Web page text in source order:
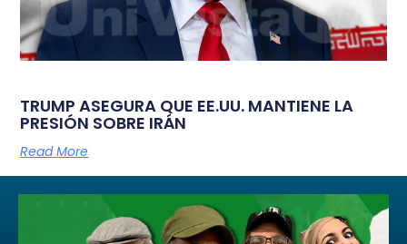
TRUMP ASEGURA QUE EE.UU. MANTIENE LA
PRESIÓN SOBRE IRÁN
Read More